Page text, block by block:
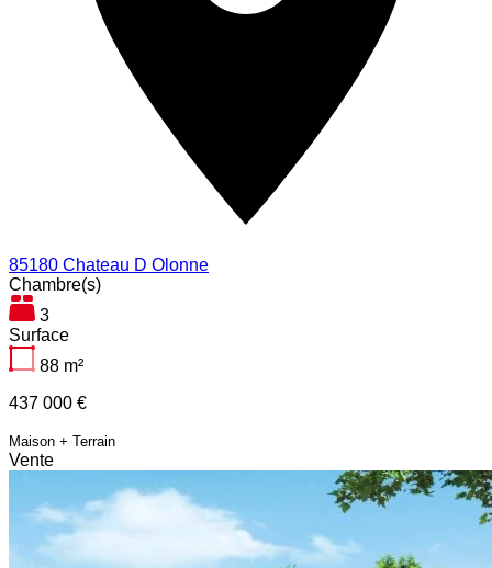
85180 Chateau D Olonne
Chambre(s)
3
Surface
88 m²
437 000 €
Maison + Terrain
Vente